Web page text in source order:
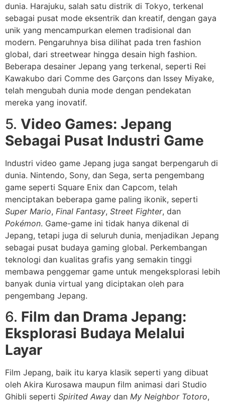
dunia. Harajuku, salah satu distrik di Tokyo, terkenal
sebagai pusat mode eksentrik dan kreatif, dengan gaya
unik yang mencampurkan elemen tradisional dan
modern. Pengaruhnya bisa dilihat pada tren fashion
global, dari streetwear hingga desain high fashion.
Beberapa desainer Jepang yang terkenal, seperti Rei
Kawakubo dari Comme des Garçons dan Issey Miyake,
telah mengubah dunia mode dengan pendekatan
mereka yang inovatif.
5. Video Games: Jepang
Sebagai Pusat Industri Game
Industri video game Jepang juga sangat berpengaruh di
dunia. Nintendo, Sony, dan Sega, serta pengembang
game seperti Square Enix dan Capcom, telah
menciptakan beberapa game paling ikonik, seperti
Super Mario, Final Fantasy, Street Fighter, dan
Pokémon. Game-game ini tidak hanya dikenal di
Jepang, tetapi juga di seluruh dunia, menjadikan Jepang
sebagai pusat budaya gaming global. Perkembangan
teknologi dan kualitas grafis yang semakin tinggi
membawa penggemar game untuk mengeksplorasi lebih
banyak dunia virtual yang diciptakan oleh para
pengembang Jepang.
6. Film dan Drama Jepang:
Eksplorasi Budaya Melalui
Layar
Film Jepang, baik itu karya klasik seperti yang dibuat
oleh Akira Kurosawa maupun film animasi dari Studio
Ghibli seperti Spirited Away dan My Neighbor Totoro,